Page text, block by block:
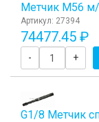
Метчик М56 м/
Артикул: 27394
74477.45 ₽
- +
G1/8 Метчик